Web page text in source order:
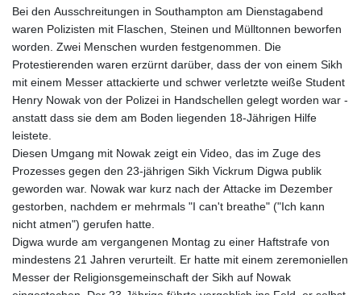
Bei den Ausschreitungen in Southampton am Dienstagabend
waren Polizisten mit Flaschen, Steinen und Mülltonnen beworfen
worden. Zwei Menschen wurden festgenommen. Die
Protestierenden waren erzürnt darüber, dass der von einem Sikh
mit einem Messer attackierte und schwer verletzte weiße Student
Henry Nowak von der Polizei in Handschellen gelegt worden war -
anstatt dass sie dem am Boden liegenden 18-Jährigen Hilfe
leistete.
Diesen Umgang mit Nowak zeigt ein Video, das im Zuge des
Prozesses gegen den 23-jährigen Sikh Vickrum Digwa publik
geworden war. Nowak war kurz nach der Attacke im Dezember
gestorben, nachdem er mehrmals "I can't breathe" ("Ich kann
nicht atmen") gerufen hatte.
Digwa wurde am vergangenen Montag zu einer Haftstrafe von
mindestens 21 Jahren verurteilt. Er hatte mit einem zeremoniellen
Messer der Religionsgemeinschaft der Sikh auf Nowak